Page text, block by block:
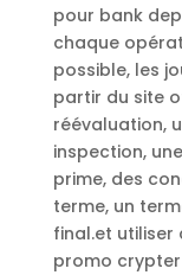
pour bank
chaque
possible, les
partir du site
réévaluation,
inspection,
prime, des
terme, un
final.et
promo